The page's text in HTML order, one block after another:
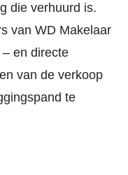
die verhuurd is.
van WD Makelaar
en directe
van de verkoop
te